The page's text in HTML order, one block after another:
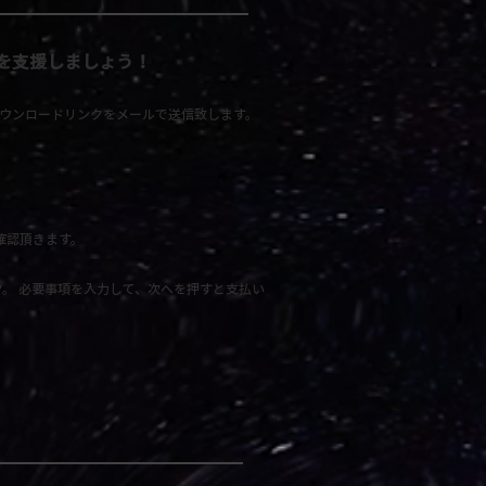
支援しましょう！
ンロードリンクをメールで送信致します。​
頂きます。
必要事項を入力して、次へを押すと支払い